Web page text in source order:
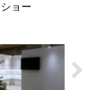
ョー